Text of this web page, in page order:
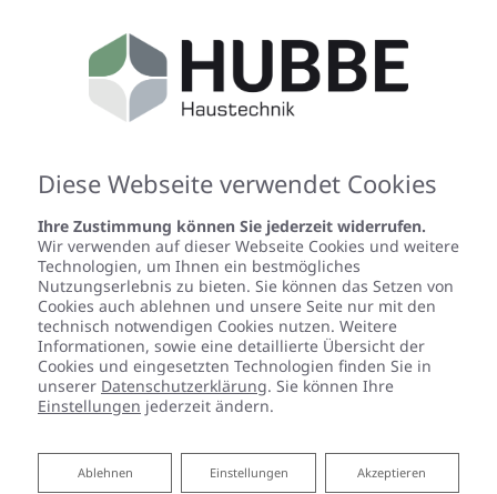
Datenschutzerklärung
Wir bedanken uns für Ihren Besuch bei Hubbe
Haustechnik. Der sichere Umgang mit Ihren Daten ist
uns besonders wichtig. Wir möchten Sie daher hiermit
ausführlich über die Verwendung Ihrer Daten bei dem
Besuch unseres Webauftritts informieren.
Diese Webseite verwendet Cookies
Ihre Zustimmung können Sie jederzeit widerrufen.
Wir verwenden auf dieser Webseite Cookies und weitere
Technologien, um Ihnen ein bestmögliches
Nutzungserlebnis zu bieten. Sie können das Setzen von
Cookies auch ablehnen und unsere Seite nur mit den
technisch notwendigen Cookies nutzen. Weitere
Informationen, sowie eine detaillierte Übersicht der
Cookies und eingesetzten Technologien finden Sie in
unserer Datenschutzerklärung. Sie können Ihre
Einstellungen jederzeit ändern.
Akzeptieren
Einstellungen
Ablehnen
Ablehnen